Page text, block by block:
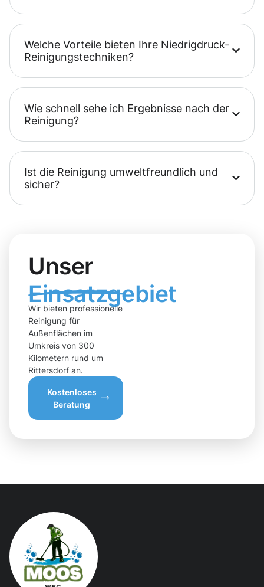
Welche Vorteile bieten Ihre Niedrigdruck-
Reinigungstechniken?
Wie schnell sehe ich Ergebnisse nach der
Reinigung?
Ist die Reinigung umweltfreundlich und
sicher?
Unser
Einsatzgebiet
Wir bieten professionelle
Reinigung für
Außenflächen im
Umkreis von 300
Kilometern rund um
Rittersdorf an.
Kostenloses
Beratung